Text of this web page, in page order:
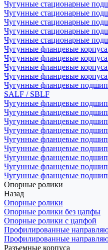
Чугунные стационарные
Чугунные стационарные
Чугунные стационарные
Чугунные стационарные
Чугунные стационарные
Чугунные фланцевые
Чугунные фланцевые
Чугунные фланцевые
Чугунные фланцевые
Чугунные фланцевые
SALF / SBLF
Чугунные фланцевые
Чугунные фланцевые
Чугунные фланцевые
Чугунные фланцевые
Чугунные фланцевые
Чугунные фланцевые
Чугунные фланцевые
Чугунные фланцевые
Чугунные фланцевые
Опорные ролики
Назад
Опорные ролики
Опорные ролики без цапфы
Опорные ролики с цапфой
Профилированные
Профилированные
Разъемные корпуса